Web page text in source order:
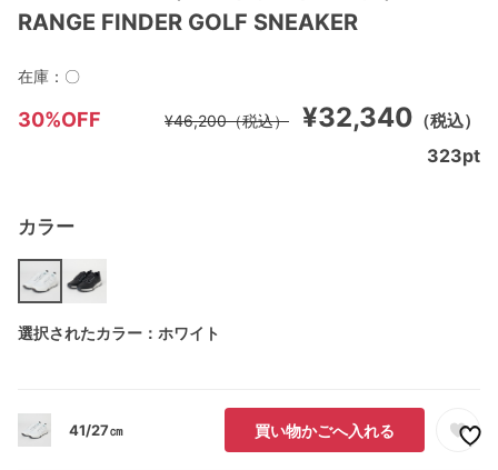
RANGE FINDER GOLF SNEAKER
30%OFF ¥32,340 （税込）
¥46,200（税込）
カラー
選択されたカラー：ホワイト
41/27㎝ 買い物かごへ入れる
在庫： 〇
323pt